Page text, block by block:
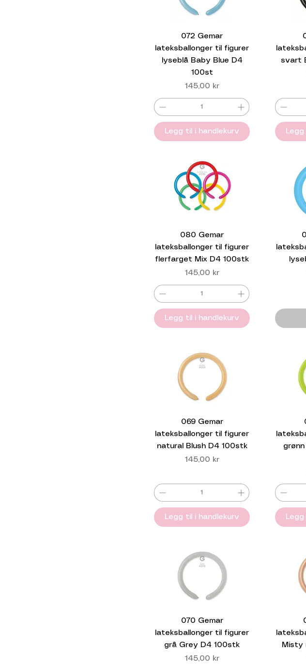
072 Gemar
lateksballonger til figurer
lyseblå Baby Blue D4
100st
Pris
145,00 kr
Legg til i handlekurv
svart
080 Gemar
lateksballonger til figurer
flerfarget Mix D4 100stk
Pris
145,00 kr
Legg til i handlekurv
069 Gemar
lateksballonger til figurer
natural Blush D4 100stk
Pris
145,00 kr
Legg til i handlekurv
070 Gemar
lateksballonger til figurer
grå Grey D4 100stk
Pris
145,00 kr
Misty